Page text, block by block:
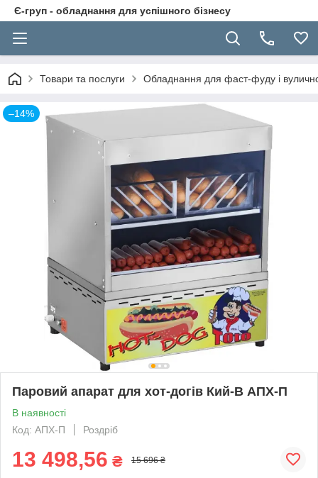
Є-груп - обладнання для успішного бізнесу
Товари та послуги Обладнання для фаст-фуду і
–14%
Паровий апарат для хот-догів Кий-В АПХ-П
В наявності
Код: АПХ-П
Роздріб
13 498,56 ₴ 15 696 ₴